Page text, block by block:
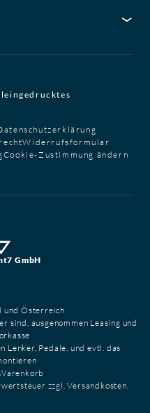
Widerrufsformular
Cookie-Zustimmung ändern
GmbH
und Österreich
sind, ausgenommen Leasing und
Lenker, Pedale, und evtl. das
zzgl. Versandkosten.